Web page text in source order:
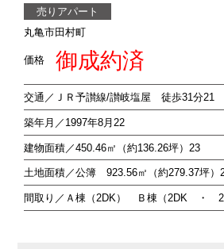
売りアパート
丸亀市田村町
価格 御成約済
交通／ＪＲ予讃線/讃岐塩屋 徒歩31分21
築年月／1997年8月22
建物面積／450.46㎡（約136.26坪）23
土地面積／公簿 923.56㎡（約279.37坪）
間取り／Ａ棟（2DK） Ｂ棟（2DK ・